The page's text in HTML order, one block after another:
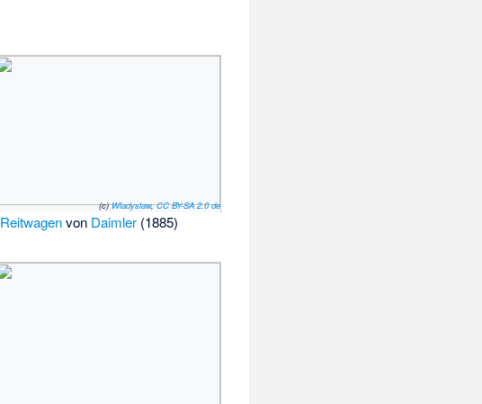
(c)Wladyslaw,CC BY-SA 2.0 de
Reitwagenvon Daimler (1885)